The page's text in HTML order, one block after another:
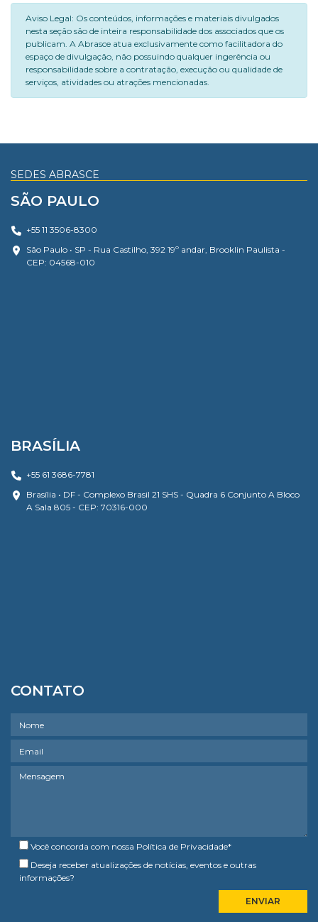
Aviso Legal: Os conteúdos, informações e materiais divulgados
nesta seção são de inteira responsabilidade dos associados que os
publicam. A Abrasce atua exclusivamente como facilitadora do
espaço de divulgação, não possuindo qualquer ingerência ou
responsabilidade sobre a contratação, execução ou qualidade de
serviços, atividades ou atrações mencionadas.
SEDES ABRASCE
SÃO PAULO
+55 11 3506-8300
São Paulo • SP - Rua Castilho, 392 19º andar, Brooklin Paulista -
CEP: 04568-010
BRASÍLIA
+55 61 3686-7781
Brasília • DF - Complexo Brasil 21 SHS - Quadra 6 Conjunto A Bloco
A Sala 805 - CEP: 70316-000
CONTATO
Você concorda com nossa Política de Privacidade*
Deseja receber atualizações de notícias, eventos e outras
informações?